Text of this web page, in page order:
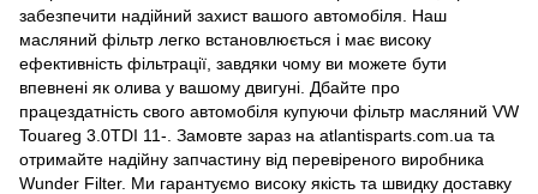
забезпечити надійний захист вашого автомобіля. Наш
масляний фільтр легко встановлюється і має високу
ефективність фільтрації, завдяки чому ви можете бути
впевнені як олива у вашому двигуні. Дбайте про
працездатність свого автомобіля купуючи фільтр масляний VW
Touareg 3.0TDI 11-. Замовте зараз на atlantisparts.com.ua та
отримайте надійну запчастину від перевіреного виробника
Wunder Filter. Ми гарантуємо високу якість та швидку доставку